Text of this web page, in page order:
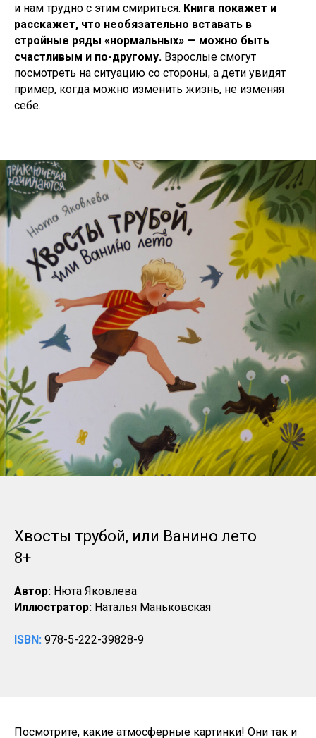
и нам трудно с этим смириться. Книга покажет и
расскажет, что необязательно вставать в
стройные ряды «нормальных» — можно быть
счастливым и по-другому. Взрослые смогут
посмотреть на ситуацию со стороны, а дети увидят
пример, когда можно изменить жизнь, не изменяя
себе.
Хвосты трубой, или Ванино лето
8+
Автор: Нюта Яковлева
Иллюстратор: Наталья Маньковская
ISBN: 978-5-222-39828-9
Посмотрите, какие атмосферные картинки! Они так и